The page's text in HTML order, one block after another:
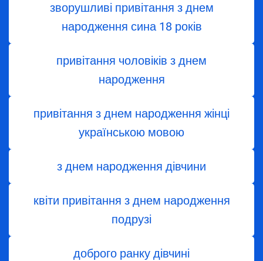
зворушливі привітання з днем
народження сина 18 років
привітання чоловіків з днем
народження
привітання з днем народження жінці
українською мовою
з днем ​​народження дівчини
квіти привітання з днем народження
подрузі
доброго ранку дівчині